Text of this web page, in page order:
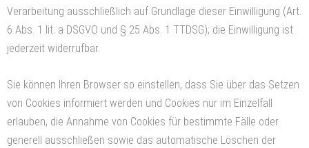
Verarbeitung ausschließlich auf Grundlage dieser Einwilligung (Art.
6 Abs. 1 lit. a DSGVO und § 25 Abs. 1 TTDSG); die Einwilligung ist
jederzeit widerrufbar.
Sie können Ihren Browser so einstellen, dass Sie über das Setzen
von Cookies informiert werden und Cookies nur im Einzelfall
erlauben, die Annahme von Cookies für bestimmte Fälle oder
generell ausschließen sowie das automatische Löschen der